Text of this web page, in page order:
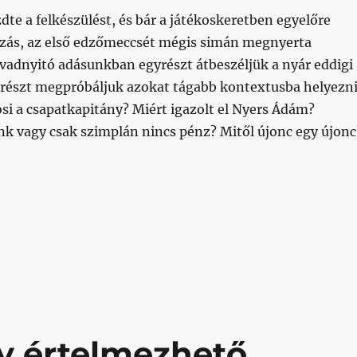
a felkészülést, és bár a játékoskeretben egyelőre
az első edzőmeccsét mégis simán megnyerta
adásunkban egyrészt átbeszéljük a nyár eddigi
megpróbáljuk azokat tágabb kontextusba
a csapatkapitány? Miért igazolt el Nyers Ádám?
vagy csak szimplán nincs pénz? Mitől újonc egy
Nyers Ádám, újonc”